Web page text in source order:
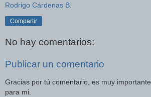
Rodrigo Cárdenas B.
Compartir
No hay comentarios:
Publicar un comentario
Gracias por tú comentario, es muy importante
para mi.